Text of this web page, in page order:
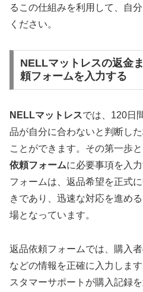
るこの仕組みを利用して、自
ください。
NELLマットレスの返金
頼フォームを入力する
NELLマットレスでは、120日
品が自分に合わないと判断し
ことができます。その第一歩
依頼フォームに必要事項を入
フォームは、返品希望を正式
きであり、迅速な対応を進め
場となっています。
返品依頼フォームでは、購入
などの情報を正確に入力しま
スタマーサポートが購入記録